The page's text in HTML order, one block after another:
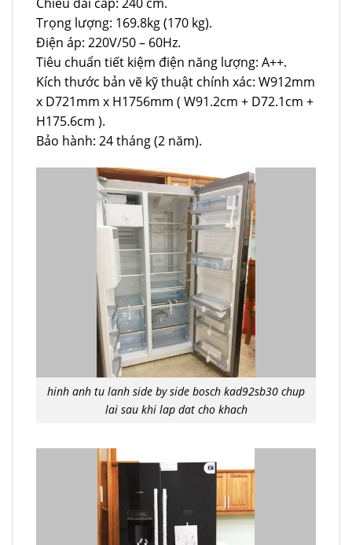
Trọng lượng: 169.8kg (170 kg).
Điện áp: 220V/50 – 60Hz.
Tiêu chuẩn tiết kiệm điện năng lượng: A++.
Kích thước bản vẽ kỹ thuật chính xác: W912mm
x D721mm x H1756mm ( W91.2cm + D72.1cm +
H175.6cm ).
Bảo hành: 24 tháng (2 năm).
hinh anh tu lanh side by side bosch kad92sb30 chup
lai sau khi lap dat cho khach